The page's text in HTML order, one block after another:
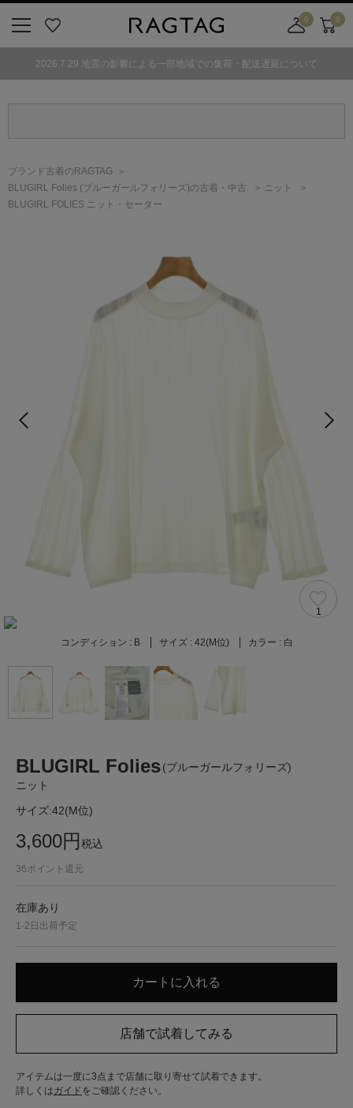
気
0
舗
カ
0
2026.7.29 地震の影響による一部地域での集荷・配送遅延について
ブランド古着のRAGTAG
BLUGIRL Folies (ブルーガールフォリーズ)の古着・中古
ニット
BLUGIRL FOLIES ニット・セーター
1
コンディション : B サイズ : 42(M位) カラー : 白
BLUGIRL Folies(ブルーガールフォリーズ)
ニット
サイズ:42(M位)
3,600円税込
36ポイント還元
在庫あり
1-2日出荷予定
アイテムは一度に3点まで店舗に取り寄せて試着できます。
詳しくはガイド をご確認ください。